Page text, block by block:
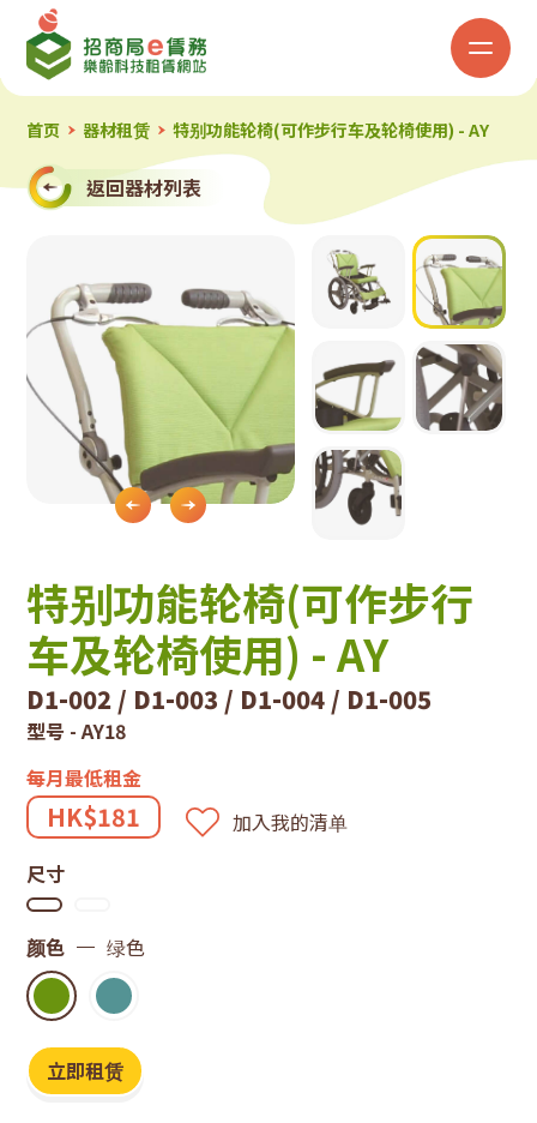
招
商
局
「e
务」
乐
龄
租
赁
系
统
首页 器材租赁 特别功能轮椅(可作步行车及轮椅使用) - AY
返回器材列表
Slide 2 of 5.
特别功能轮椅(可作步行
车及轮椅使用) - AY
D1-002 / D1-003 / D1-004 / D1-005
型号 - AY18
每月最低租金
HK$181
加入我的清单
尺寸
颜色 绿色
立即租赁